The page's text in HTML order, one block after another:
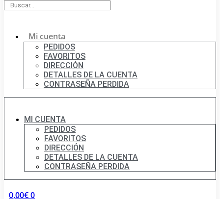
Mi cuenta
PEDIDOS
FAVORITOS
DIRECCIÓN
DETALLES DE LA CUENTA
CONTRASEÑA PERDIDA
MI CUENTA
PEDIDOS
FAVORITOS
DIRECCIÓN
DETALLES DE LA CUENTA
CONTRASEÑA PERDIDA
0,00€0